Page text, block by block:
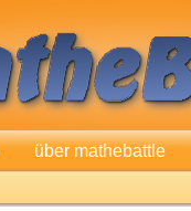
über mathebattle